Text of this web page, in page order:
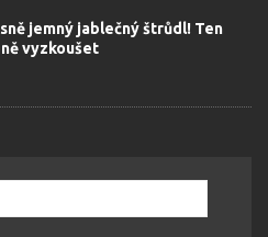
jemný jablečný štrůdl! Ten
vyzkoušet